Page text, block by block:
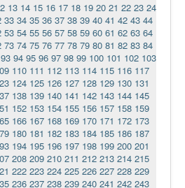
13 14 15 16 17 18 19 20 21 22 23 24
33 34 35 36 37 38 39 40 41 42 43 44
53 54 55 56 57 58 59 60 61 62 63 64
73 74 75 76 77 78 79 80 81 82 83 84
93 94 95 96 97 98 99 100 101 102 103
110 111 112 113 114 115 116 117
124 125 126 127 128 129 130 131
138 139 140 141 142 143 144 145
152 153 154 155 156 157 158 159
166 167 168 169 170 171 172 173
180 181 182 183 184 185 186 187
194 195 196 197 198 199 200 201
208 209 210 211 212 213 214 215
222 223 224 225 226 227 228 229
236 237 238 239 240 241 242 243